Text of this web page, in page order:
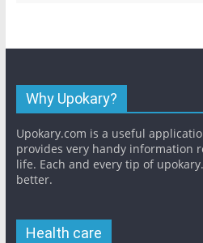
Why Upokary?
Upokary.com is a useful
provides very handy information
life. Each and every tip of
better.
Health care